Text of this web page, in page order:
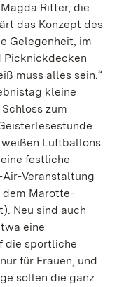
Ritter, die
das Konzept des
Gelegenheit, im
Picknickdecken
muss alles sein.“
kleine
zum
Luftballons.
festliche
Veranstaltung
Marotte-
Neu sind auch
eine
die sportliche
für Frauen, und
sollen die ganz